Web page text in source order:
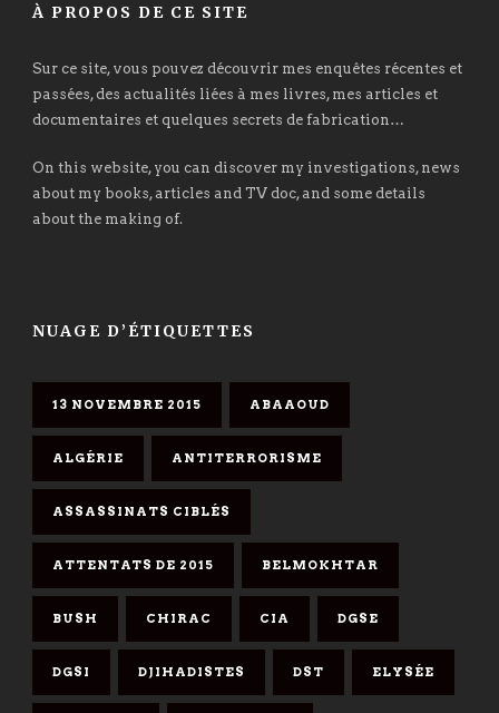
À PROPOS DE CE SITE
Sur ce site, vous pouvez découvrir mes enquêtes récentes et
passées, des actualités liées à mes livres, mes articles et
documentaires et quelques secrets de fabrication…
On this website, you can discover my investigations, news
about my books, articles and TV doc, and some details
about the making of.
NUAGE D’ÉTIQUETTES
13 NOVEMBRE 2015 ABAAOUD
ALGÉRIE ANTITERRORISME
ASSASSINATS CIBLÉS
ATTENTATS DE 2015 BELMOKHTAR
BUSH CHIRAC CIA DGSE
DGSI DJIHADISTES DST ELYSÉE